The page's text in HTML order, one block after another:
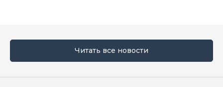
Читать все новости